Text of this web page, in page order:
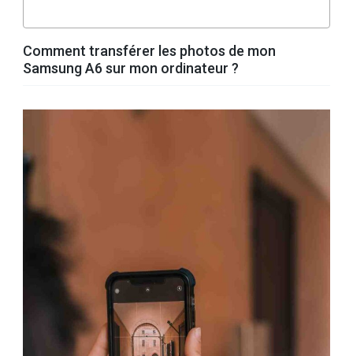
Comment transférer les photos de mon
Samsung A6 sur mon ordinateur ?